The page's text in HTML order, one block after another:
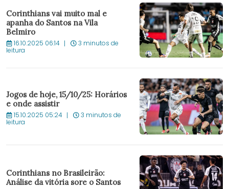
Corinthians vai muito mal e
apanha do Santos na Vila
Belmiro
16.10.2025 06:14 3 minutos de
leitura
Jogos de hoje, 15/10/25: Horários
e onde assistir
15.10.2025 05:24 3 minutos de
leitura
Corinthians no Brasileirão:
Análise da vitória sore o Santos